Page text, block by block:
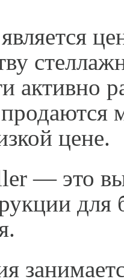
активно
цене.
— это